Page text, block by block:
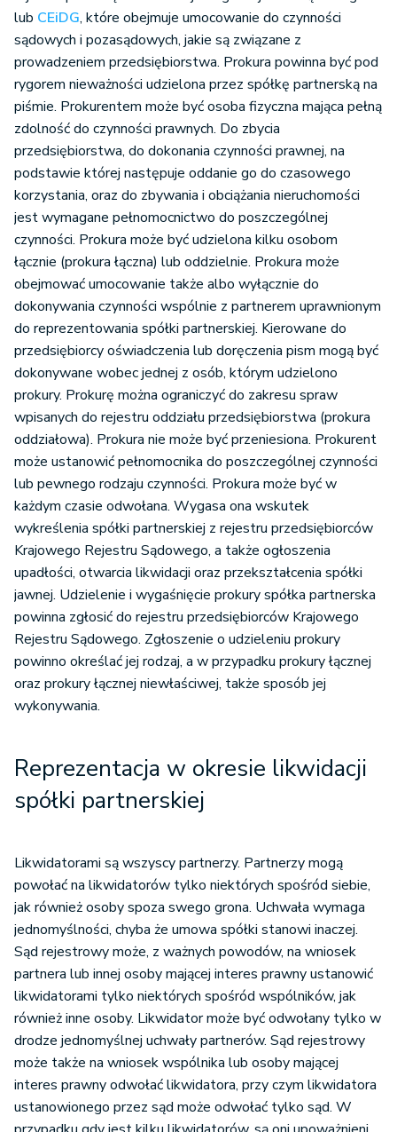
lub CEiDG, które obejmuje umocowanie do czynności
sądowych i pozasądowych, jakie są związane z
prowadzeniem przedsiębiorstwa. Prokura powinna być pod
rygorem nieważności udzielona przez spółkę partnerską na
piśmie. Prokurentem może być osoba fizyczna mająca pełną
zdolność do czynności prawnych. Do zbycia
przedsiębiorstwa, do dokonania czynności prawnej, na
podstawie której następuje oddanie go do czasowego
korzystania, oraz do zbywania i obciążania nieruchomości
jest wymagane pełnomocnictwo do poszczególnej
czynności. Prokura może być udzielona kilku osobom
łącznie (prokura łączna) lub oddzielnie. Prokura może
obejmować umocowanie także albo wyłącznie do
dokonywania czynności wspólnie z partnerem uprawnionym
do reprezentowania spółki partnerskiej. Kierowane do
przedsiębiorcy oświadczenia lub doręczenia pism mogą być
dokonywane wobec jednej z osób, którym udzielono
prokury. Prokurę można ograniczyć do zakresu spraw
wpisanych do rejestru oddziału przedsiębiorstwa (prokura
oddziałowa). Prokura nie może być przeniesiona. Prokurent
może ustanowić pełnomocnika do poszczególnej czynności
lub pewnego rodzaju czynności. Prokura może być w
każdym czasie odwołana. Wygasa ona wskutek
wykreślenia spółki partnerskiej z rejestru przedsiębiorców
Krajowego Rejestru Sądowego, a także ogłoszenia
upadłości, otwarcia likwidacji oraz przekształcenia spółki
jawnej. Udzielenie i wygaśnięcie prokury spółka partnerska
powinna zgłosić do rejestru przedsiębiorców Krajowego
Rejestru Sądowego. Zgłoszenie o udzieleniu prokury
powinno określać jej rodzaj, a w przypadku prokury łącznej
oraz prokury łącznej niewłaściwej, także sposób jej
wykonywania.
Reprezentacja w okresie likwidacji
spółki partnerskiej
Likwidatorami są wszyscy partnerzy. Partnerzy mogą
powołać na likwidatorów tylko niektórych spośród siebie,
jak również osoby spoza swego grona. Uchwała wymaga
jednomyślności, chyba że umowa spółki stanowi inaczej.
Sąd rejestrowy może, z ważnych powodów, na wniosek
partnera lub innej osoby mającej interes prawny ustanowić
likwidatorami tylko niektórych spośród wspólników, jak
również inne osoby. Likwidator może być odwołany tylko w
drodze jednomyślnej uchwały partnerów. Sąd rejestrowy
może także na wniosek wspólnika lub osoby mającej
interes prawny odwołać likwidatora, przy czym likwidatora
ustanowionego przez sąd może odwołać tylko sąd. W